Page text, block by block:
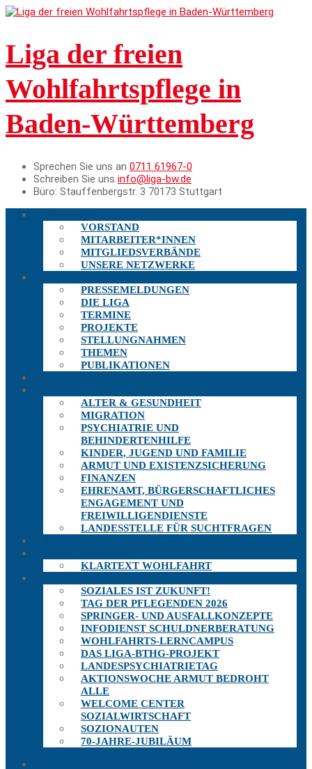
Liga der freien
Wohlfahrtspflege in
Baden-Württemberg
Sprechen Sie uns an 0711 61967-0
Schreiben Sie uns info@liga-bw.de
Büro: Stauffenbergstr. 3 70173 Stuttgart
VORSTAND
MITARBEITER*INNEN
MITGLIEDSVERBÄNDE
UNSERE NETZWERKE
PRESSEMELDUNGEN
DIE LIGA
TERMINE
PROJEKTE
STELLUNGNAHMEN
THEMEN
PUBLIKATIONEN
ALTER & GESUNDHEIT
MIGRATION
PSYCHIATRIE UND
BEHINDERTENHILFE
KINDER, JUGEND UND FAMILIE
ARMUT UND EXISTENZSICHERUNG
FINANZEN
EHRENAMT, BÜRGERSCHAFTLICHES
ENGAGEMENT UND
FREIWILLIGENDIENSTE
LANDESSTELLE FÜR SUCHTFRAGEN
KLARTEXT WOHLFAHRT
SOZIALES IST ZUKUNFT!
TAG DER PFLEGENDEN 2026
SPRINGER- UND AUSFALLKONZEPTE
INFODIENST SCHULDNERBERATUNG
WOHLFAHRTS-LERNCAMPUS
DAS LIGA-BTHG-PROJEKT
LANDESPSYCHIATRIETAG
AKTIONSWOCHE ARMUT BEDROHT
ALLE
WELCOME CENTER
SOZIALWIRTSCHAFT
SOZIONAUTEN
70-JAHRE-JUBILÄUM